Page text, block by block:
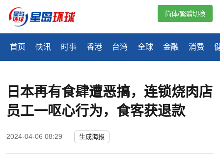
首页 快讯 时事 香港 台湾 全球 金融 消费
简体/繁體切換
日本再有食肆遭恶搞，连锁烧肉店
员工一呕心行为，食客获退款
2024-04-06 08:29 生成海报